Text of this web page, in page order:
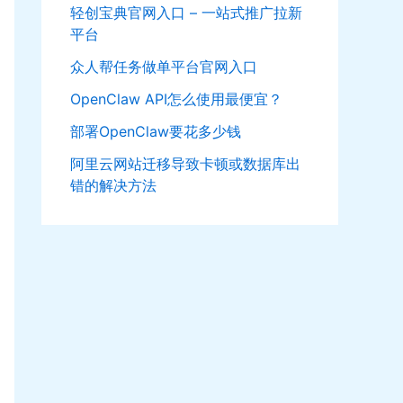
轻创宝典官网入口 – 一站式推广拉新
平台
众人帮任务做单平台官网入口
OpenClaw API怎么使用最便宜？
部署OpenClaw要花多少钱
阿里云网站迁移导致卡顿或数据库出
错的解决方法